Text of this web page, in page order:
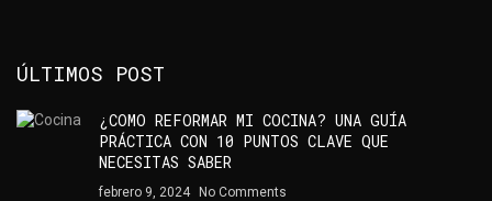
ÚLTIMOS POST
¿COMO REFORMAR MI COCINA? UNA GUÍA
PRÁCTICA CON 10 PUNTOS CLAVE QUE
NECESITAS SABER
febrero 9, 2024 No Comments